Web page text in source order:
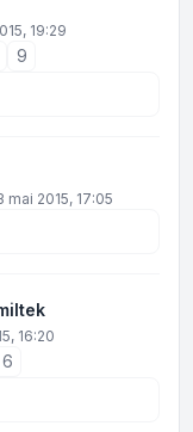
19:29
9
mai 2015, 17:05
16:20
6